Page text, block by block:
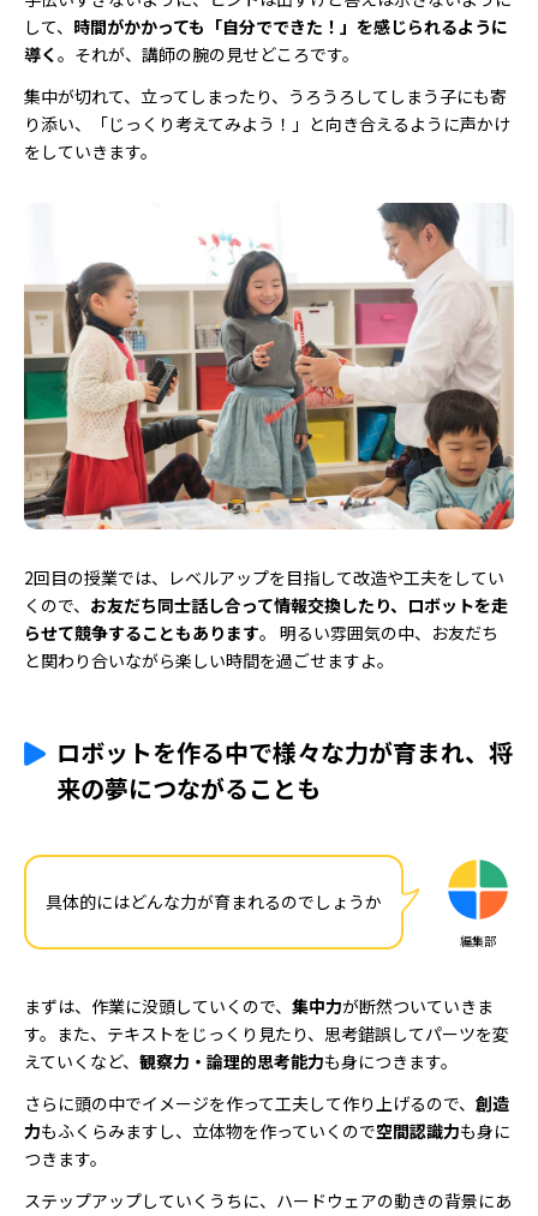
して、 時間がかかっても「自分でできた！」を感じられるように
導く。それが、講師の腕の見せどころです。
集中が切れて、立ってしまったり、うろうろしてしまう子にも寄
り添い、「じっくり考えてみよう！」と向き合えるように声かけ
をしていきます。
2回目の授業では、レベルアップを目指して改造や工夫をしてい
くので、 お友だち同士話し合って情報交換したり、ロボットを走
らせて競争することもあります。 明るい雰囲気の中、お友だち
と関わり合いながら楽しい時間を過ごせますよ。
ロボットを作る中で様々な力が育まれ、将
来の夢につながることも
具体的にはどんな力が育まれるのでしょうか
編集部
まずは、作業に没頭していくので、 集中力が断然ついていきま
す。また、テキストをじっくり見たり、思考錯誤してパーツを変
えていくなど、 観察力・論理的思考能力も身につきます。
さらに頭の中でイメージを作って工夫して作り上げるので、 創造
力もふくらみますし、立体物を作っていくので空間認識力も身に
つきます。
ステップアップしていくうちに、ハードウェアの動きの背景にあ